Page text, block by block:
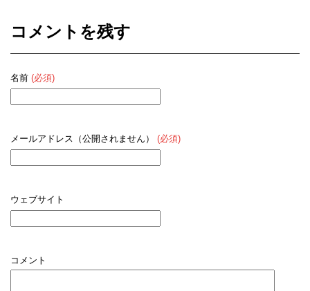
コメントを残す
名前 (必須)
メールアドレス（公開されません） (必須)
ウェブサイト
コメント